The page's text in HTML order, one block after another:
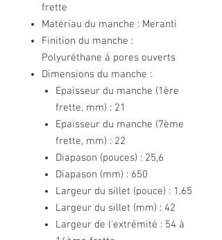
frette
Matériau du manche : Meranti
Finition du manche :
Polyuréthane à pores ouverts
Dimensions du manche :
Epaisseur du manche (1ère
frette, mm) : 21
Epaisseur du manche (7ème
frette, mm) : 22
Diapason (pouces) : 25,6
Diapason (mm) : 650
Largeur du sillet (pouce) : 1,65
Largeur du sillet (mm) : 42
Largeur de l'extrémité : 54 à